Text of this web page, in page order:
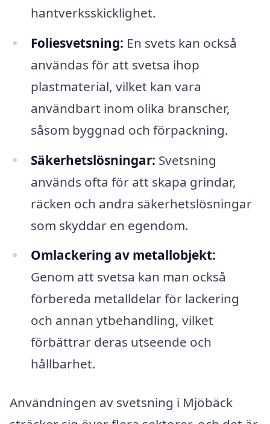
hantverksskicklighet.
Foliesvetsning: En svets kan också
användas för att svetsa ihop
plastmaterial, vilket kan vara
användbart inom olika branscher,
såsom byggnad och förpackning.
Säkerhetslösningar: Svetsning
används ofta för att skapa grindar,
räcken och andra säkerhetslösningar
som skyddar en egendom.
Omlackering av metallobjekt:
Genom att svetsa kan man också
förbereda metalldelar för lackering
och annan ytbehandling, vilket
förbättrar deras utseende och
hållbarhet.
Användningen av svetsning i Mjöbäck